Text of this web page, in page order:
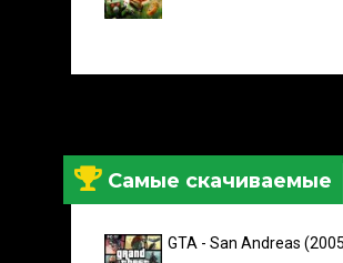
Самые скачиваемые
GTA - San Andreas